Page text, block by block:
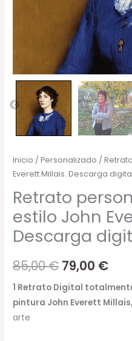
Inicio /Personalizado /
Everett Millais. Descarga
Retrato
estilo John
Descarga
85,00€ 79,00 €
1 Retrato Digital
pintura John Everett Millais,
arte